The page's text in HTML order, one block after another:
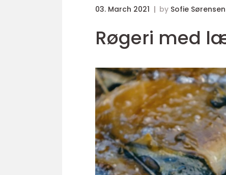
03. March 2021 by Sofie Sørensen
Røgeri med